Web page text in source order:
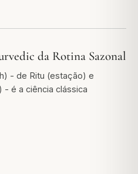
da Rotina Sazonal
- de Ritu (estação) e
- é a ciência clássica